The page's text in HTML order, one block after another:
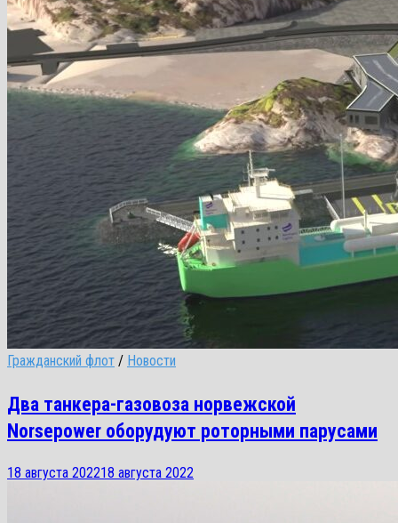
Гражданский флот / Новости
Два танкера-газовоза норвежской
Norsepower оборудуют роторными парусами
18 августа 202218 августа 2022